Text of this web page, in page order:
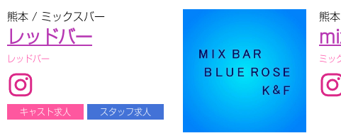
熊本 / ミックスバー
レッドバー
レッドバー
キャスト求人 スタッフ求人
熊
ミッ